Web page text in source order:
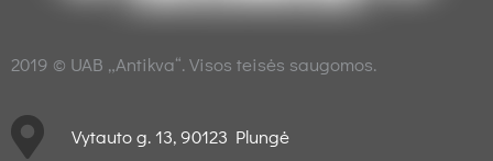
2019 © UAB „Antikva“. Visos teisės saugomos.
Vytauto g. 13, 90123 Plungė